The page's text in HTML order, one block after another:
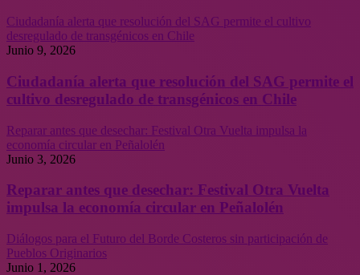
Ciudadanía alerta que resolución del SAG permite el cultivo
desregulado de transgénicos en Chile
Junio 9, 2026
Ciudadanía alerta que resolución del SAG permite el
cultivo desregulado de transgénicos en Chile
Reparar antes que desechar: Festival Otra Vuelta impulsa la
economía circular en Peñalolén
Junio 3, 2026
Reparar antes que desechar: Festival Otra Vuelta
impulsa la economía circular en Peñalolén
Diálogos para el Futuro del Borde Costeros sin participación de
Pueblos Originarios
Junio 1, 2026